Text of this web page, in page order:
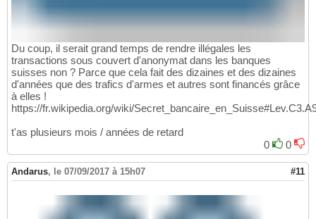
Du coup, il serait grand temps de rendre illégales les
transactions sous couvert d'anonymat dans les banques
suisses non ? Parce que cela fait des dizaines et des dizaines
d'années que des trafics d'armes et autres sont financés grâce
à elles !
https://fr.wikipedia.org/wiki/
t'as plusieurs mois / années de retard
0
0
Andarus, le 07/09/2017 à 15h07 #11